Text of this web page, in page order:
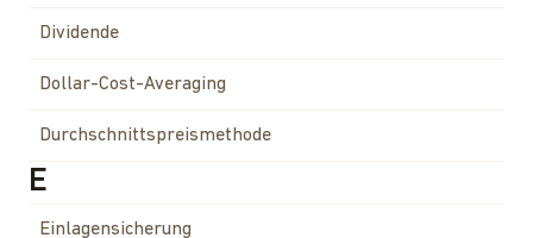
Dividende
Dollar-Cost-Averaging
Durchschnittspreismethode
E
Einlagensicherung